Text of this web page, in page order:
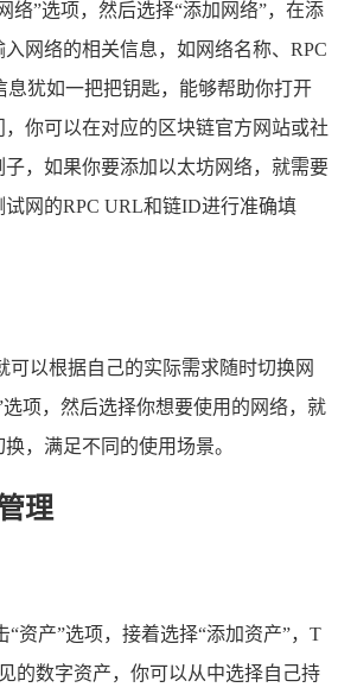
络”选项，然后选择“添加网络”，在添
网络的相关信息，如网络名称、RPC
犹如一把把钥匙，能够帮助你打开
你可以在对应的区块链官方网站或社
子，如果你要添加以太坊网络，就需要
网的RPC URL和链ID进行准确填
可以根据自己的实际需求随时切换网
项，然后选择你想要使用的网络，就
，满足不同的使用场景。
理
“资产”选项，接着选择“添加资产”，T
的数字资产，你可以从中选择自己持